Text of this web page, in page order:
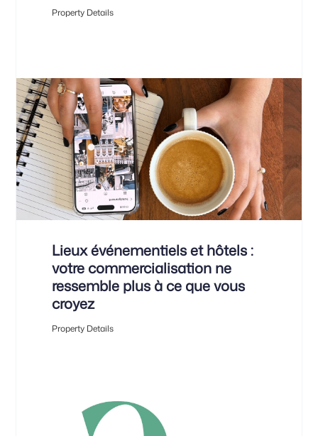
Property Details
Lieux événementiels et hôtels :
votre commercialisation ne
ressemble plus à ce que vous
croyez
Property Details